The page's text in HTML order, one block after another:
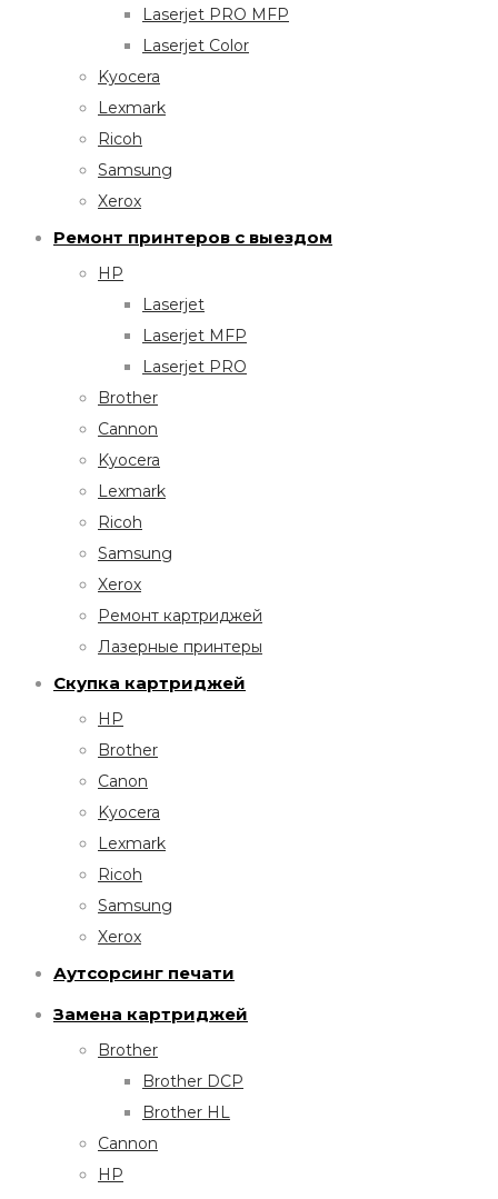
Laserjet PRO MFP
Laserjet Color
Kyocera
Lexmark
Ricoh
Samsung
Xerox
Ремонт принтеров с выездом
HP
Laserjet
Laserjet MFP
Laserjet PRO
Brother
Cannon
Kyocera
Lexmark
Ricoh
Samsung
Xerox
Ремонт картриджей
Лазерные принтеры
Скупка картриджей
HP
Brother
Canon
Kyocera
Lexmark
Ricoh
Samsung
Xerox
Аутсорсинг печати
Замена картриджей
Brother
Brother DCP
Brother HL
Cannon
HP